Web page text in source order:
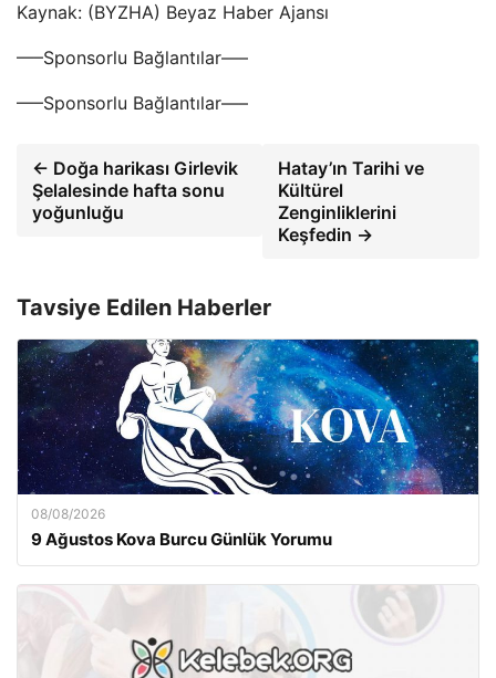
Kaynak: (BYZHA) Beyaz Haber Ajansı
—–Sponsorlu Bağlantılar—–
—–Sponsorlu Bağlantılar—–
← Doğa harikası Girlevik
Şelalesinde hafta sonu
yoğunluğu
Hatay’ın Tarihi ve
Kültürel
Zenginliklerini
Keşfedin →
Tavsiye Edilen Haberler
08/08/2026
9 Ağustos Kova Burcu Günlük Yorumu